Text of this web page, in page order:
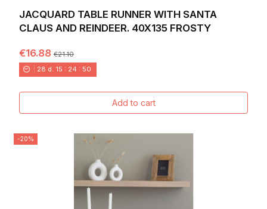
JACQUARD TABLE RUNNER WITH SANTA
CLAUS AND REINDEER. 40X135 FROSTY
€16.88€21.10
28 d. 15 : 24 : 49
Add to cart
-20%